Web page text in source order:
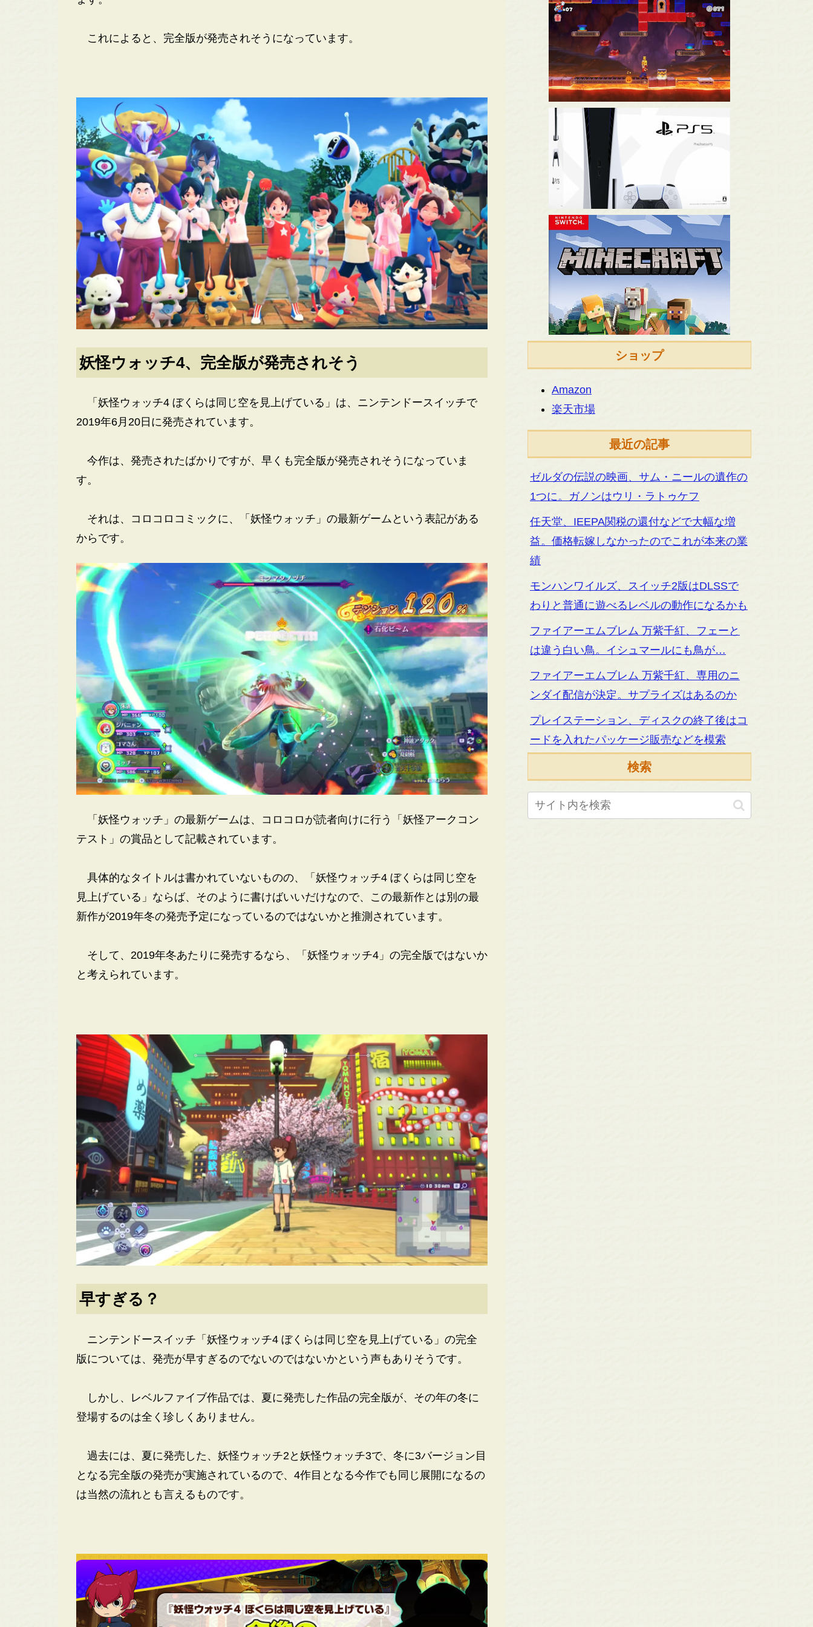
これによると、完全版が発売されそうになっています。
妖怪ウォッチ4、完全版が発売されそう
「妖怪ウォッチ4 ぼくらは同じ空を見上げている」は、ニンテンドースイッチで
2019年6月20日に発売されています。
今作は、発売されたばかりですが、早くも完全版が発売されそうになっていま
す。
それは、コロコロコミックに、「妖怪ウォッチ」の最新ゲームという表記がある
からです。
「妖怪ウォッチ」の最新ゲームは、コロコロが読者向けに行う「妖怪アークコン
テスト」の賞品として記載されています。
具体的なタイトルは書かれていないものの、「妖怪ウォッチ4 ぼくらは同じ空を
見上げている」ならば、そのように書けばいいだけなので、この最新作とは別の最
新作が2019年冬の発売予定になっているのではないかと推測されています。
そして、2019年冬あたりに発売するなら、「妖怪ウォッチ4」の完全版ではないか
と考えられています。
早すぎる？
ニンテンドースイッチ「妖怪ウォッチ4 ぼくらは同じ空を見上げている」の完全
版については、発売が早すぎるのでないのではないかという声もありそうです。
しかし、レベルファイブ作品では、夏に発売した作品の完全版が、その年の冬に
登場するのは全く珍しくありません。
過去には、夏に発売した、妖怪ウォッチ2と妖怪ウォッチ3で、冬に3バージョン目
となる完全版の発売が実施されているので、4作目となる今作でも同じ展開になるの
は当然の流れとも言えるものです。
ショップ
Amazon
楽天市場
最近の記事
ゼルダの伝説の映画、サム・ニールの遺作の
1つに。ガノンはウリ・ラトゥケフ
任天堂、IEEPA関税の還付などで大幅な増
益。価格転嫁しなかったのでこれが本来の業
績
モンハンワイルズ、スイッチ2版はDLSSで
わりと普通に遊べるレベルの動作になるかも
ファイアーエムブレム 万紫千紅、フェーと
は違う白い鳥。イシュマールにも鳥が…
ファイアーエムブレム 万紫千紅、専用のニ
ンダイ配信が決定。サプライズはあるのか
プレイステーション、ディスクの終了後はコ
ードを入れたパッケージ販売などを模索
検索